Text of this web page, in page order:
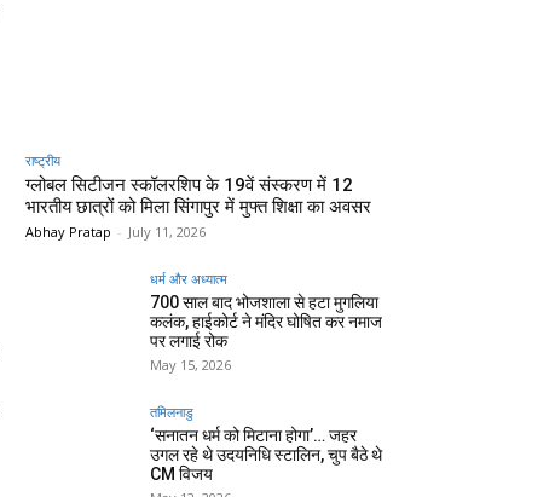
राष्ट्रीय
ग्लोबल सिटीजन स्कॉलरशिप के 19वें संस्करण में 12
भारतीय छात्रों को मिला सिंगापुर में मुफ्त शिक्षा का अवसर
Abhay Pratap - July 11, 2026
धर्म और अध्यात्म
700 साल बाद भोजशाला से हटा मुगलिया
कलंक, हाईकोर्ट ने मंदिर घोषित कर नमाज
पर लगाई रोक
May 15, 2026
तमिलनाडु
‘सनातन धर्म को मिटाना होगा’… जहर
उगल रहे थे उदयनिधि स्टालिन, चुप बैठे थे
CM विजय